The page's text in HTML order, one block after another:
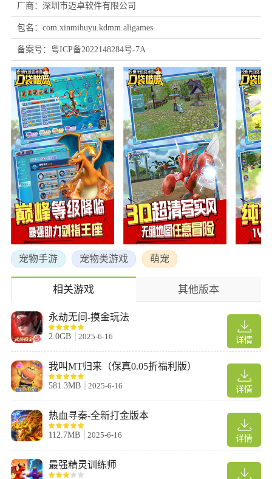
游戏介绍
口袋喵喵vivo版继承了口袋妖怪的经典元素，不仅有掌机1v1对战、
精灵巨大化等趣味玩法，还有神兽融合、限时狩猎等创新机制，提
供多元化的竞技与社交体验。无论是平民还是土豪，都能在这里找
到属于自己的舞台。游戏中，你可以通过全新的拍卖行系统自由交
易，实现财务自由；原版孵蛋系统则让优秀精灵的遗传成为可能，
培育出独一无二的精灵伙伴。
游戏特色
1、无界限交易，自由市场：口袋喵喵中自由拍卖行，玩家间自由
买卖，实现财富逆袭，让每个玩家都能拥有理想精灵。
2、完美遗传，个性培养：口袋喵喵原版孵蛋系统，精灵之间的遗
传特性，让你亲手打造最强战队。
神兽，尽享捕捉乐趣。
4、公平竞技，人人平等：拒绝VIP特权，告别繁琐养成，绿色环
境，平民也能称霸竞技场。
军奋战，共享口袋盛宴。
6、开局选择，影响深远：杰尼龟、小火龙、妙蛙种子，不同选
择，不同体验，开启你的个性化冒险旅程。
7、稀有闪光，捕获挑战：高躲避的闪光精灵，活动任务、野外捕
捉，策略捕获，组建超强阵容。
8、巅峰等级，助力登顶：新系统巅峰等级，自定义分配助力奖
励，剑指王座，迈向更强。
9、丰富活动，丰厚福利：多样活动，海量碎片，轻松获取，成就
厂商：深圳市迈卓软件有限公司
包名：com.xinmihuyu.kdmm.aligames
备案号：粤ICP备2022148284号-7A
宠物手游 宠物类游戏 萌宠
相关游戏 其他版本
详情
永劫无间-摸金玩法
2.0GB 2025-6-16
详情
我叫MT归来（保真0.05折福利版）
581.3MB 2025-6-16
详情
热血寻秦-全新打金版本
112.7MB 2025-6-16
最强精灵训练师